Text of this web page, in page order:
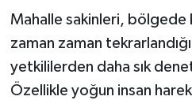
Mahalle sakinleri, bölgede
zaman zaman
yetkililerden daha sık
Özellikle yoğun insan